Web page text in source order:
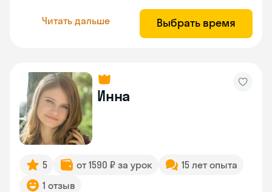
Читать дальше Выбрать время
Инна
5 от 1590 ₽ за урок
15 лет опыта
1 отзыв